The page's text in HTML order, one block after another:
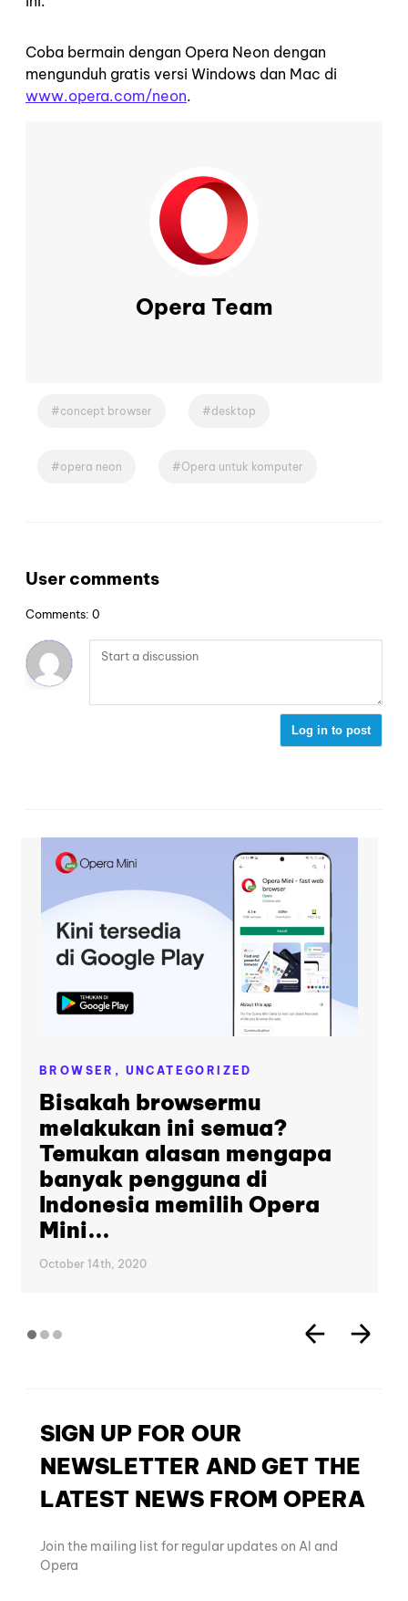
Coba bermain dengan Opera Neon dengan
mengunduh gratis versi Windows dan Mac di
www.opera.com/neon.
Opera Team
concept browser desktop
opera neon Opera untuk komputer
User comments
Comments: 0
Log in to post
BROWSER, UNCATEGORIZED
Bisakah browsermu
melakukan ini semua?
Temukan alasan mengapa
banyak pengguna di
Indonesia memilih Opera
Mini...
October 14th, 2020
SIGN UP FOR OUR
NEWSLETTER AND GET THE
LATEST NEWS FROM OPERA
Join the mailing list for regular updates on AI and
Opera